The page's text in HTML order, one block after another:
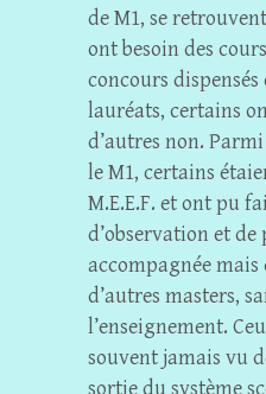
de M1, se
ont besoin des
concours dispensés
lauréats, certains
d’autres non.
le M1, certains
M.E.E.F. et ont pu
d’observation et
accompagnée mais
d’autres masters,
l’enseignement.
souvent jamais vu
sortie du système